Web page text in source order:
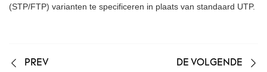
(STP/FTP) varianten te specificeren in plaats van standaard UTP.
PREV DE VOLGENDE